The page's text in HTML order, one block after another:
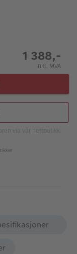
1 388,-
Inkl. MVA
via vår nettbutikk.